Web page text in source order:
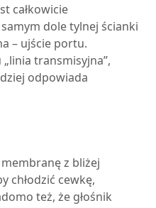
całkowicie
dole tylnej ścianki
– ujście portu.
transmisyjna”,
odpowiada
z bliżej
chłodzić cewkę,
też, że głośnik